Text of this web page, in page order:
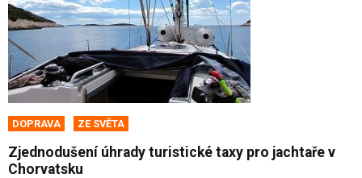
DOPRAVA ZE SVĚTA
Zjednodušení úhrady turistické taxy pro jachtaře v
Chorvatsku